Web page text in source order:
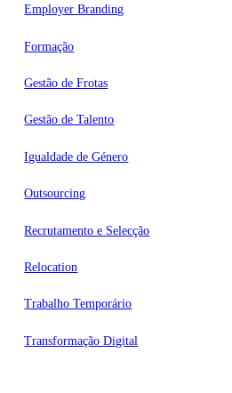
Employer Branding
Formação
Gestão de Frotas
Gestão de Talento
Igualdade de Género
Outsourcing
Recrutamento e Selecção
Relocation
Trabalho Temporário
Transformação Digital